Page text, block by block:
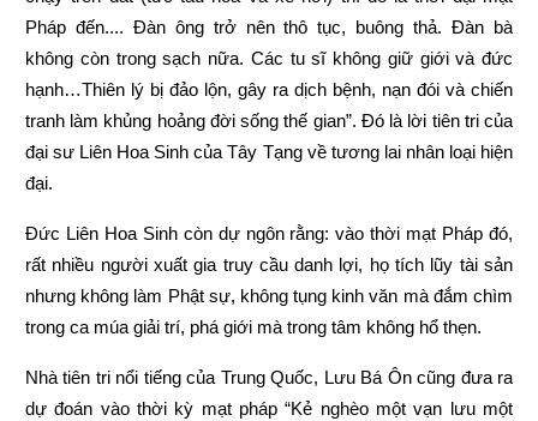
Pháp đến.... Đàn ông trở nên thô tục, buông thả. Đàn bà
không còn trong sạch nữa. Các tu sĩ không giữ giới và đức
hạnh…Thiên lý bị đảo lộn, gây ra dịch bệnh, nạn đói và chiến
tranh làm khủng hoảng đời sống thế gian”. Đó là lời tiên tri của
đại sư Liên Hoa Sinh của Tây Tạng về tương lai nhân loại hiện
đại.
Đức Liên Hoa Sinh còn dự ngôn rằng: vào thời mạt Pháp đó,
rất nhiều người xuất gia truy cầu danh lợi, họ tích lũy tài sản
nhưng không làm Phật sự, không tụng kinh văn mà đắm chìm
trong ca múa giải trí, phá giới mà trong tâm không hổ thẹn.
Nhà tiên tri nổi tiếng của Trung Quốc, Lưu Bá Ôn cũng đưa ra
dự đoán vào thời kỳ mạt pháp “Kẻ nghèo một vạn lưu một